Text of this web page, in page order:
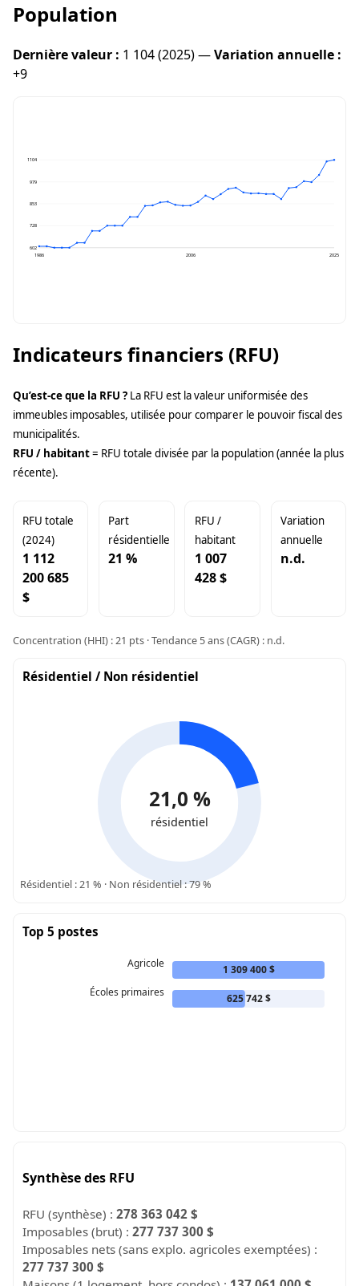
Population
Dernière valeur : 1 104 (2025) —Variation annuelle :
+9
1104
979
853
728
602
1986
2006 2025
Indicateurs financiers (RFU)
Qu’est-ce que la RFU ? La RFU est la valeur uniformisée des
immeubles imposables, utilisée pour comparer le pouvoir fiscal des
municipalités.
RFU / habitant= RFU totale divisée par la population (année la plus
récente).
RFU totale
(2024)
1 112
200 685
$
Part
résidentielle
21 %
RFU /
habitant
1 007
428 $
Variation
annuelle
n.d.
Concentration (HHI) : 21 pts · Tendance 5 ans (CAGR) : n.d.
Résidentiel / Non résidentiel
21,0 %
résidentiel
Résidentiel : 21 % · Non résidentiel : 79 %
Top 5 postes
Agricole
1 309 400 $
Écoles primaires
625 742 $
Synthèse des RFU
RFU (synthèse) :278 363 042 $
Imposables (brut) :277 737 300 $
Imposables nets (sans explo. agricoles exemptées) :
277 737 300 $